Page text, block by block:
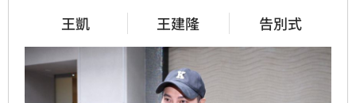
王凱 王建隆 告別式